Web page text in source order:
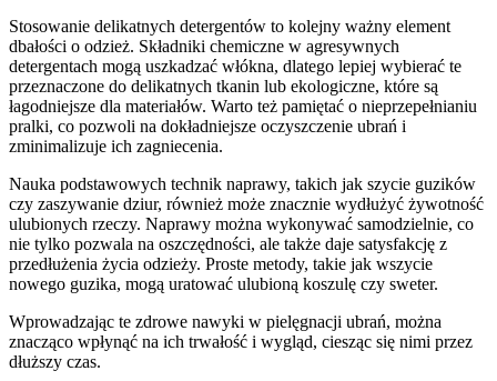
Stosowanie delikatnych detergentów to kolejny ważny element
dbałości o odzież. Składniki chemiczne w agresywnych
detergentach mogą uszkadzać włókna, dlatego lepiej wybierać te
przeznaczone do delikatnych tkanin lub ekologiczne, które są
łagodniejsze dla materiałów. Warto też pamiętać o nieprzepełnianiu
pralki, co pozwoli na dokładniejsze oczyszczenie ubrań i
zminimalizuje ich zagniecenia.
Nauka podstawowych technik naprawy, takich jak szycie guzików
czy zaszywanie dziur, również może znacznie wydłużyć żywotność
ulubionych rzeczy. Naprawy można wykonywać samodzielnie, co
nie tylko pozwala na oszczędności, ale także daje satysfakcję z
przedłużenia życia odzieży. Proste metody, takie jak wszycie
nowego guzika, mogą uratować ulubioną koszulę czy sweter.
Wprowadzając te zdrowe nawyki w pielęgnacji ubrań, można
znacząco wpłynąć na ich trwałość i wygląd, ciesząc się nimi przez
dłuższy czas.